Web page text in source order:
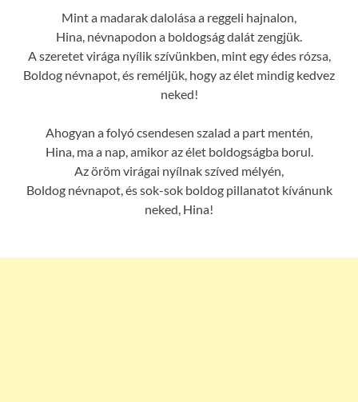
Mint a madarak dalolása a reggeli hajnalon,
Hina, névnapodon a boldogság dalát zengjük.
A szeretet virága nyílik szívünkben, mint egy édes rózsa,
Boldog névnapot, és reméljük, hogy az élet mindig kedvez
neked!
Ahogyan a folyó csendesen szalad a part mentén,
Hina, ma a nap, amikor az élet boldogságba borul.
Az öröm virágai nyílnak szíved mélyén,
Boldog névnapot, és sok-sok boldog pillanatot kívánunk
neked, Hina!